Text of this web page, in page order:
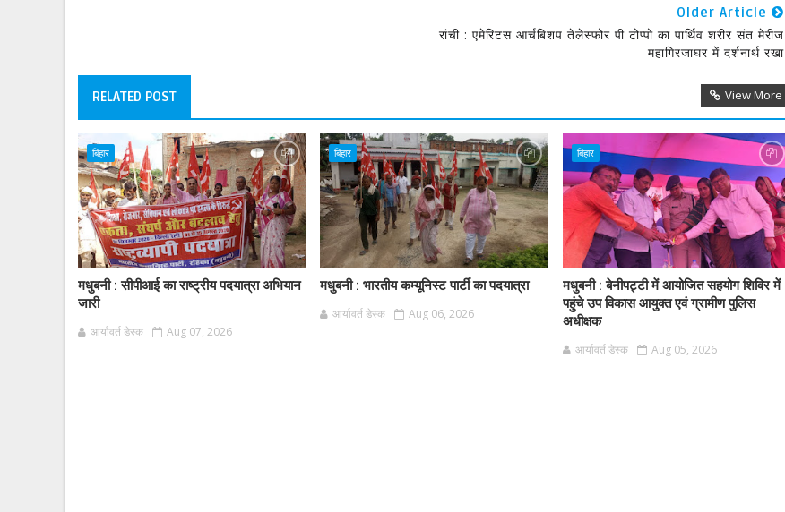
Older Article
रांची : एमेरिटस आर्चबिशप तेलेस्फोर पी टोप्पो का पार्थिव शरीर संत मेरीज
महागिरजाघर में दर्शनार्थ रखा
RELATED POST View More
बिहार
मधुबनी : सीपीआई का राष्ट्रीय पदयात्रा अभियान
जारी
आर्यावर्त डेस्क Aug 07, 2026
बिहार
मधुबनी : भारतीय कम्यूनिस्ट पार्टी का पदयात्रा
आर्यावर्त डेस्क Aug 06, 2026
बिहार
मधुबनी : बेनीपट्टी में आयोजित सहयोग शिविर में
पहुंचे उप विकास आयुक्त एवं ग्रामीण पुलिस
अधीक्षक
आर्यावर्त डेस्क Aug 05, 2026